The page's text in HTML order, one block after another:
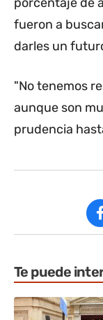
fueron a
darles un
"No tenemos
aunque son
prudencia
Te puede